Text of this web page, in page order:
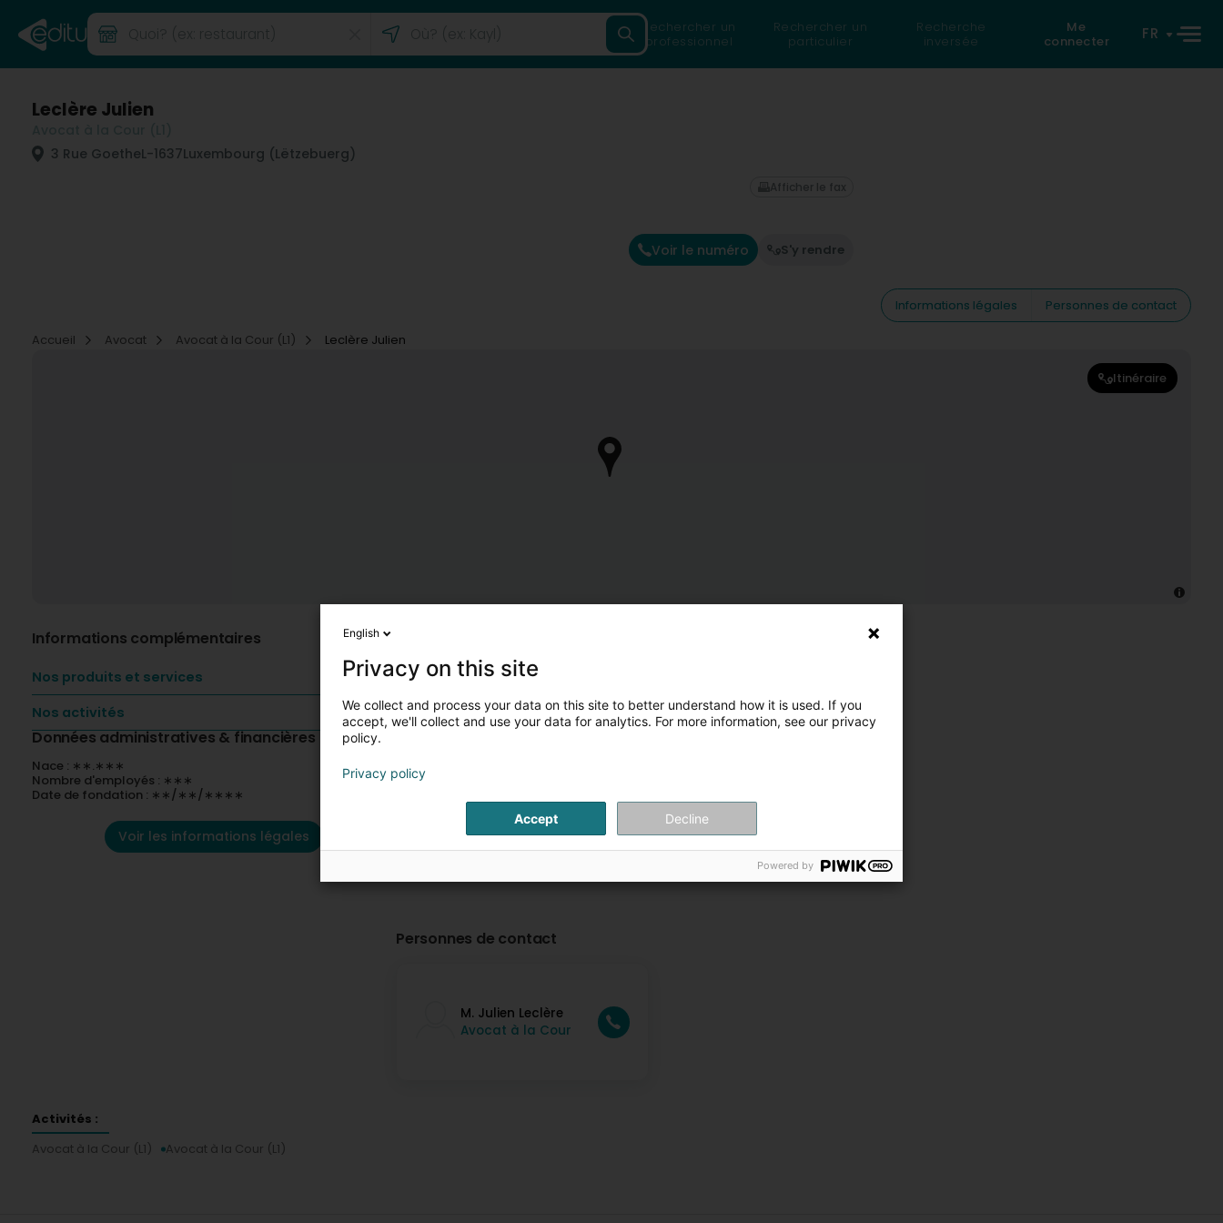
Rechercher un
professionnel
Rechercher un
particulier
Recherche
inversée
Me
connecter
FR
Leclère Julien
3 Rue GoetheL-1637Luxembourg (Lëtzebuerg)
Voir le numéro S'y rendre
Afficher le fax
Informations légales
Personnes de contact
Accueil
Avocat Avocat à la Cour (L1) Leclère Julien
Itinéraire
Informations complémentaires
Nos produits et services
Nos activités
Données administratives & financières
Nace : ∗∗.∗∗∗
Nombre d'employés : ∗∗∗
Date de fondation : ∗∗/∗∗/∗∗∗∗
Voir les informations légales
Personnes de contact
M. Julien Leclère
Avocat à la Cour
Activités :
Avocat à la Cour (L1)
Avocat à la Cour (L1)
English
Privacy on this site
We collect and process your data on this site to better understand how it is used. If you
accept, we'll collect and use your data for analytics. For more information, see our privacy
policy.
Privacy policy
Accept Decline
Powered by